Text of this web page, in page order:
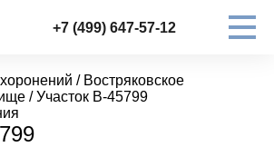
+7 (499) 647-57-12
/ Востряковское
/ Участок В-45799